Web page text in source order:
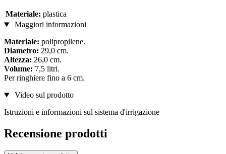
Materiale: plastica
Maggiori informazioni
Materiale: polipropilene.
Diametro: 29,0 cm.
Altezza: 26,0 cm.
Volume: 7,5 litri.
Per ringhiere fino a 6 cm.
Video sul prodotto
Istruzioni e informazioni sul sistema d'irrigazione
Recensione prodotti